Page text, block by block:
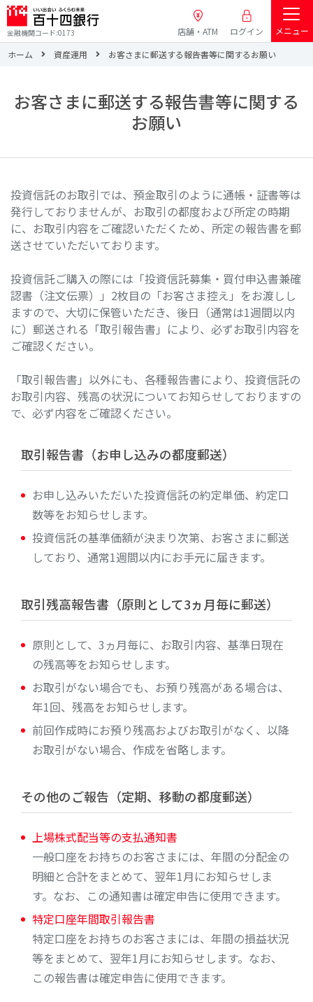
金融機関コード:0173 店舗・ATM ログイン
メニュー
ホーム
資産運用 お客さまに郵送する報告書等に関するお願い
お客さまに郵送する報告書等に関する
お願い
投資信託のお取引では、預金取引のように通帳・証書等は
発行しておりませんが、お取引の都度および所定の時期
に、お取引内容をご確認いただくため、所定の報告書を郵
送させていただいております。
投資信託ご購入の際には「投資信託募集・買付申込書兼確
認書（注文伝票）」2枚目の「お客さま控え」をお渡しし
ますので、大切に保管いただき、後日（通常は1週間以内
に）郵送される「取引報告書」により、必ずお取引内容を
ご確認ください。
「取引報告書」以外にも、各種報告書により、投資信託の
お取引内容、残高の状況についてお知らせしておりますの
で、必ず内容をご確認ください。
取引報告書（お申し込みの都度郵送）
お申し込みいただいた投資信託の約定単価、約定口
数等をお知らせします。
投資信託の基準価額が決まり次第、お客さまに郵送
しており、通常1週間以内にお手元に届きます。
取引残高報告書（原則として3ヵ月毎に郵送）
原則として、3ヵ月毎に、お取引内容、基準日現在
の残高等をお知らせします。
お取引がない場合でも、お預り残高がある場合は、
年1回、残高をお知らせします。
前回作成時にお預り残高およびお取引がなく、以降
お取引がない場合、作成を省略します。
その他のご報告（定期、移動の都度郵送）
上場株式配当等の支払通知書
一般口座をお持ちのお客さまには、年間の分配金の
明細と合計をまとめて、翌年1月にお知らせしま
す。なお、この通知書は確定申告に使用できます。
特定口座年間取引報告書
特定口座をお持ちのお客さまには、年間の損益状況
等をまとめて、翌年1月にお知らせします。なお、
この報告書は確定申告に使用できます。